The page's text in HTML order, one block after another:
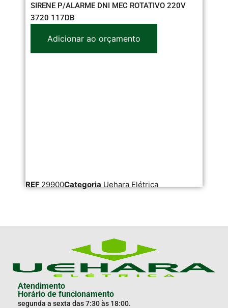
SIRENE P/ALARME DNI MEC ROTATIVO 220V
3720 117DB
Adicionar ao orçamento
REF 29900Categoria Uehara Elétrica
Atendimento
Horário de funcionamento
segunda a sexta das 7:30 às 18:00.